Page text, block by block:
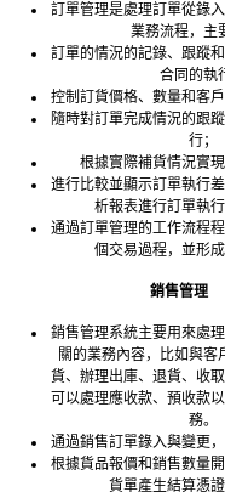
訂單管理是處理訂單從錄
業務流程，主
訂單的情況的記錄、跟蹤
合同的執
控制訂貨價格、數量和客
隨時對訂單完成情況的跟
行；
根據實際補貨情況實現
進行比較並顯示訂單執行
析報表進行訂單執行
通過訂單管理的工作流程
個交易過程，並形成
銷售管理
銷售管理系統主要用來處
關的業務內容，比如與客
貨、辦理出庫、退貨、收
可以處理應收款、預收款
務。
通過銷售訂單錄入與變更
根據貨品報價和銷售數量
貨單產生結算憑證